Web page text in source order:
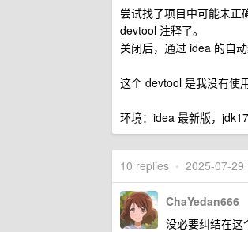
尝试找了项目中可能未正
devtool 注释了。
关闭后，通过 idea 的自
这个 devtool 是我没有使
环境：idea 最新版，
10 replies • 2025-07-29
ChaYedan666
没必要纠结在这